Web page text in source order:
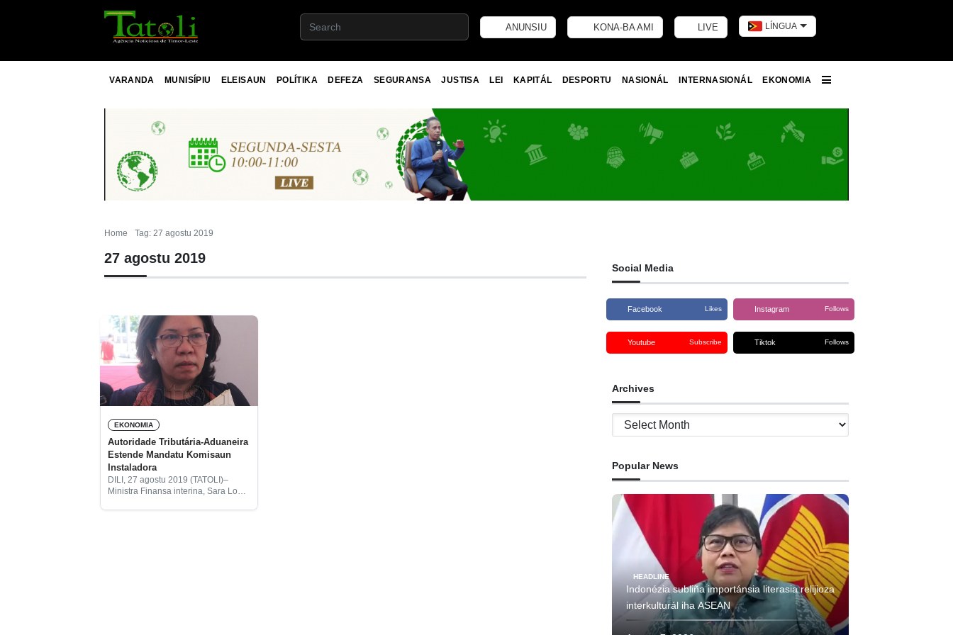
ANUNSIU KONA-BA AMI LIVE LÍNGUA
VARANDA MUNISÍPIU ELEISAUN POLÍTIKA DEFEZA SEGURANSA JUSTISA LEI KAPITÁL DESPORTU NASIONÁL INTERNASIONÁL
EKONOMIA
Home Tag: 27 agostu 2019
27 agostu 2019
EKONOMIA
Autoridade Tributária-Aduaneira
Estende Mandatu Komisaun
Instaladora
DILI, 27 agostu 2019 (TATOLI)–
Ministra Finansa interina, Sara Lobo
Social Media
Facebook Likes Instagram Follows
Youtube Subscribe Tiktok Follows
Archives
Archives
Popular News
HEADLINE
Indonézia subliña importánsia literasia relijioza
interkulturál iha ASEAN